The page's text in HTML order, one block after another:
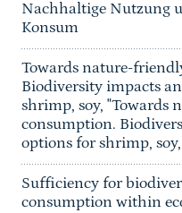
Nachhaltige Nutzung
Konsum
Towards nature-
Biodiversity impacts
shrimp, soy, "Towards
consumption.
options for shrimp,
Sufficiency for
consumption within